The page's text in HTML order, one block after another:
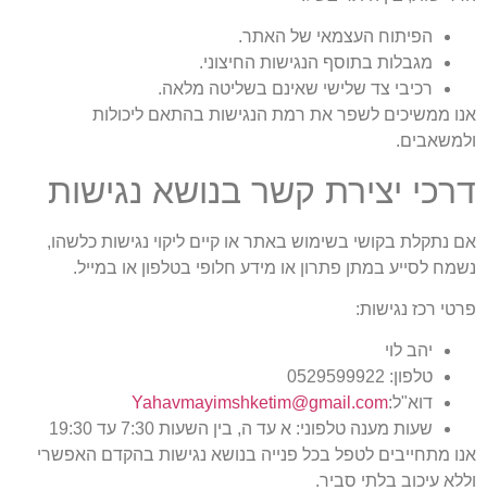
הפיתוח העצמאי של האתר.
מגבלות בתוסף הנגישות החיצוני.
רכיבי צד שלישי שאינם בשליטה מלאה.
אנו ממשיכים לשפר את רמת הנגישות בהתאם ליכולות
ולמשאבים.
דרכי יצירת קשר בנושא נגישות
אם נתקלת בקושי בשימוש באתר או קיים ליקוי נגישות כלשהו,
נשמח לסייע במתן פתרון או מידע חלופי בטלפון או במייל.
פרטי רכז נגישות:
יהב לוי
טלפון: 0529599922
דוא"ל:Yahavmayimshketim@gmail.com
שעות מענה טלפוני: א עד ה, בין השעות 7:30 עד 19:30
אנו מתחייבים לטפל בכל פנייה בנושא נגישות בהקדם האפשרי
וללא עיכוב בלתי סביר.